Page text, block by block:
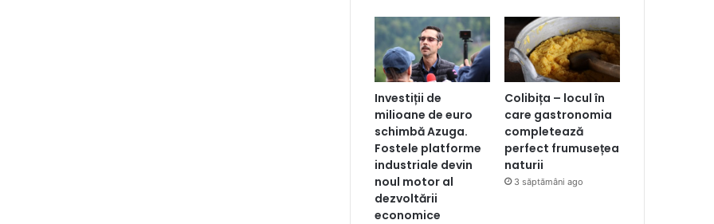
Investiții de
milioane de euro
schimbă Azuga.
Fostele platforme
industriale devin
noul motor al
dezvoltării
economice
Colibița – locul în
care gastronomia
completează
perfect frumusețea
naturii
3 săptămâni ago